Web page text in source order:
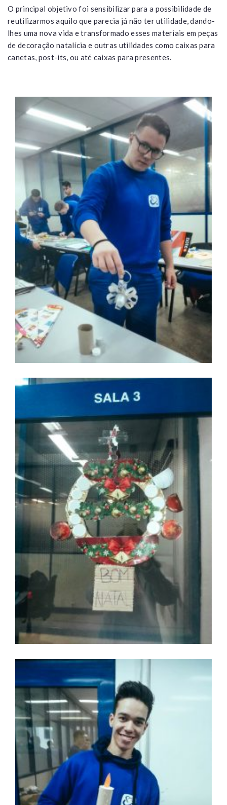
O principal objetivo foi sensibilizar para a possibilidade de
reutilizarmos aquilo que parecia já não ter utilidade, dando-
lhes uma nova vida e transformado esses materiais em peças
de decoração natalícia e outras utilidades como caixas para
canetas, post-its, ou até caixas para presentes.